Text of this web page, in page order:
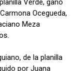
Ocegueda,
Meza
de la planilla
por Juana